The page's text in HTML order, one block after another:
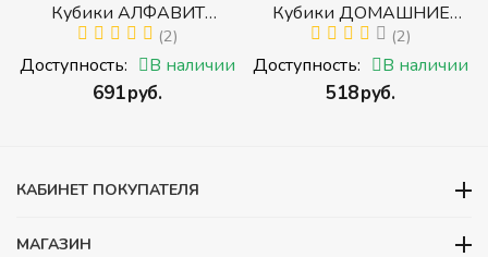
АЛФАВИТ
С ЦИФРАМИ
(Набор кубиков с
цифрами,
знаками
(2)
В наличии
руб.
Кубики ДОМАШНИЕ
ЖИВОТНЫЕ (Томик)
(Набор кубиков
разрезных (складных))
(2)
Доступность: В наличии
руб.
КАБИНЕТ ПОКУПАТЕЛЯ
МАГАЗИН